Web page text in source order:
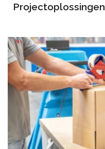
Projectoplossingen